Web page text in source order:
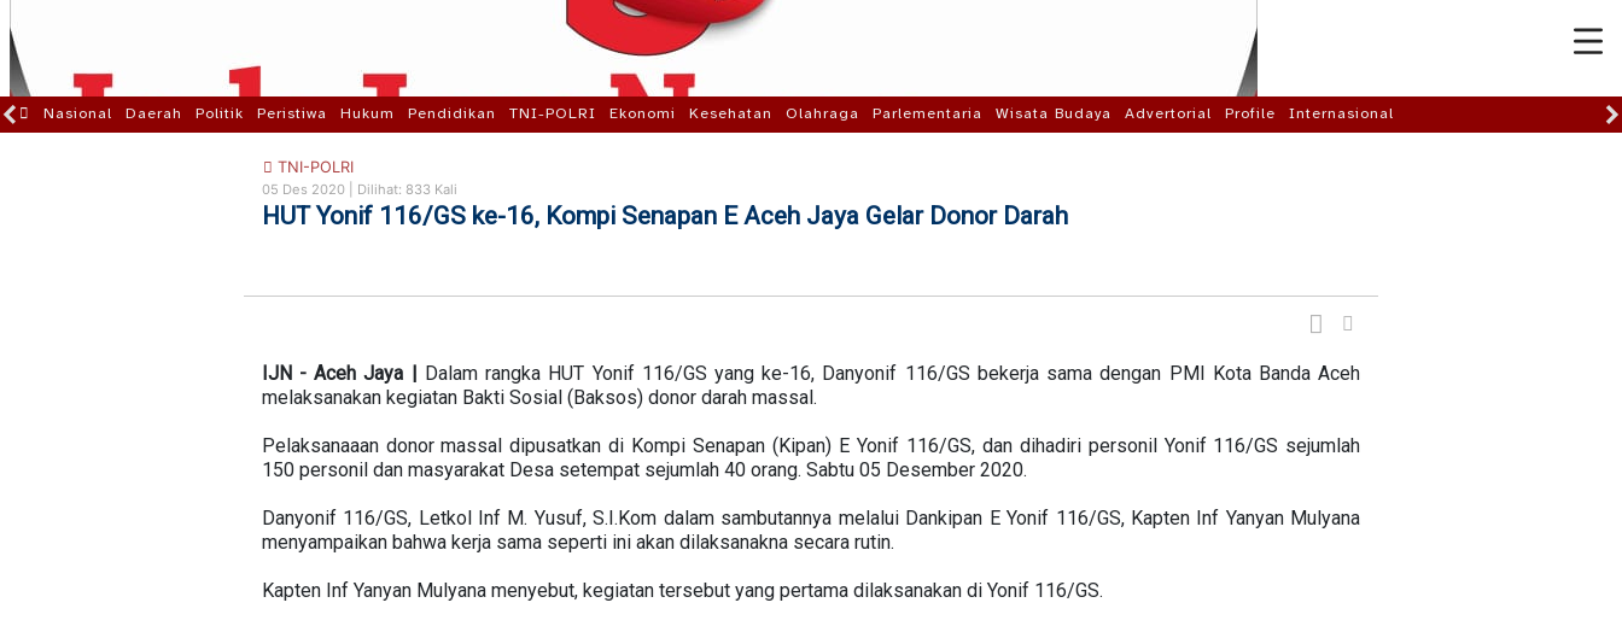
Nasional Daerah Politik Peristiwa Hukum Pendidikan TNI-POLRI Ekonomi Kesehatan Olahraga Parlementaria Wisata Budaya Advertorial Profile Internasional
TNI-POLRI
05 Des 2020 | Dilihat: 833 Kali
HUT Yonif 116/GS ke-16, Kompi Senapan E Aceh Jaya Gelar Donor Darah
IJN - Aceh Jaya | Dalam rangka HUT Yonif 116/GS yang ke-16, Danyonif 116/GS bekerja sama dengan PMI Kota Banda Aceh
melaksanakan kegiatan Bakti Sosial (Baksos) donor darah massal.
Pelaksanaaan donor massal dipusatkan di Kompi Senapan (Kipan) E Yonif 116/GS, dan dihadiri personil Yonif 116/GS sejumlah
150 personil dan masyarakat Desa setempat sejumlah 40 orang. Sabtu 05 Desember 2020.
Danyonif 116/GS, Letkol Inf M. Yusuf, S.I.Kom dalam sambutannya melalui Dankipan E Yonif 116/GS, Kapten Inf Yanyan Mulyana
menyampaikan bahwa kerja sama seperti ini akan dilaksanakna secara rutin.
Kapten Inf Yanyan Mulyana menyebut, kegiatan tersebut yang pertama dilaksanakan di Yonif 116/GS.